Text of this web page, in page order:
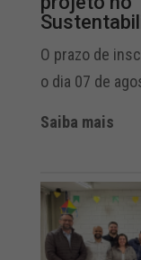
O prazo de
o dia 07 de
Saiba mais